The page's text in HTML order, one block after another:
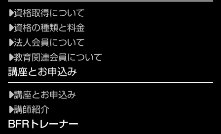
資格取得について
資格の種類と料金
法人会員について
教育関連会員について
講座とお申込み
講座とお申込み
講師紹介
BFRトレーナー